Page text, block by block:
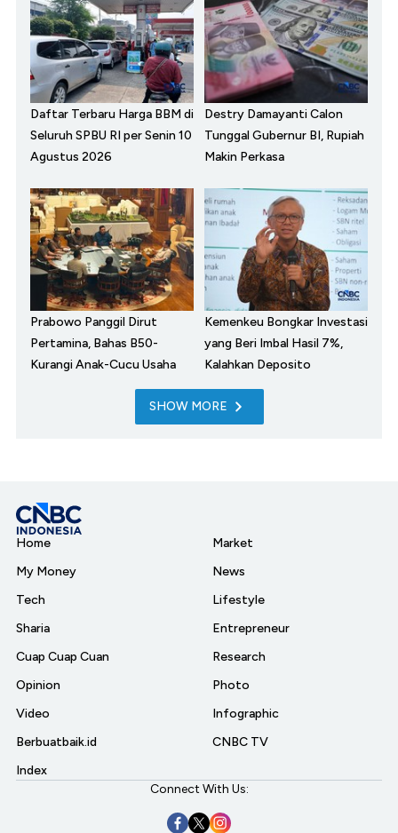
Daftar Terbaru Harga BBM di
Seluruh SPBU RI per Senin 10
Agustus 2026
Destry Damayanti Calon
Tunggal Gubernur BI, Rupiah
Makin Perkasa
Prabowo Panggil Dirut
Pertamina, Bahas B50-
Kurangi Anak-Cucu Usaha
Kemenkeu Bongkar Investasi
yang Beri Imbal Hasil 7%,
Kalahkan Deposito
SHOW MORE
Home
My Money
Tech
Sharia
Cuap Cuap Cuan
Opinion
Video
Berbuatbaik.id
Index
Market
News
Lifestyle
Entrepreneur
Research
Photo
Infographic
CNBC TV
Connect With Us: